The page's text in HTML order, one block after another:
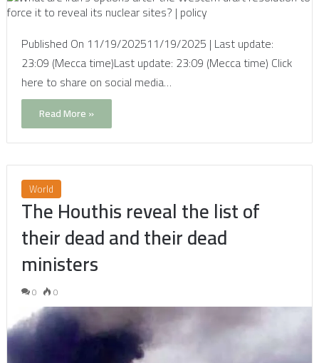
Published On 11/19/202511/19/2025 | Last update:
23:09 (Mecca time)Last update: 23:09 (Mecca time) Click
here to share on social media…
Read More »
World
The Houthis reveal the list of
their dead and their dead
ministers
0 0